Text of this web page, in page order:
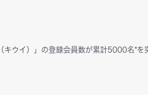
キウイ）」の登録会員数が累計5000名*